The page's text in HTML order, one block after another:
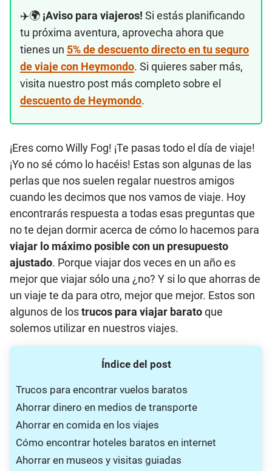
✈️🌍 ¡Aviso para viajeros! Si estás planificando
tu próxima aventura, aprovecha ahora que
tienes un 5% de descuento directo en tu seguro
de viaje con Heymondo. Si quieres saber más,
visita nuestro post más completo sobre el
descuento de Heymondo.
¡Eres como Willy Fog! ¡Te pasas todo el día de viaje!
¡Yo no sé cómo lo hacéis! Estas son algunas de las
perlas que nos suelen regalar nuestros amigos
cuando les decimos que nos vamos de viaje. Hoy
encontrarás respuesta a todas esas preguntas que
no te dejan dormir acerca de cómo lo hacemos para
viajar lo máximo posible con un presupuesto
ajustado. Porque viajar dos veces en un año es
mejor que viajar sólo una ¿no? Y si lo que ahorras de
un viaje te da para otro, mejor que mejor. Estos son
algunos de lostrucos para viajar baratoque
solemos utilizar en nuestros viajes.
Índice del post
Trucos para encontrar vuelos baratos
Ahorrar dinero en medios de transporte
Ahorrar en comida en los viajes
Cómo encontrar hoteles baratos en internet
Ahorrar en museos y visitas guiadas